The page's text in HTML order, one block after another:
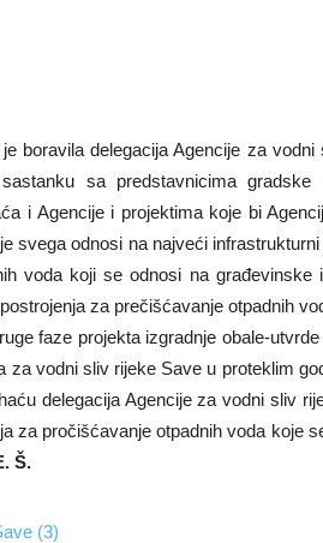
boravila delegacija Agencije za vodni
sa predstavnicima gradske
i Agencije i projektima koje bi
svega odnosi na najveći
voda koji se odnosi na građevinske
za prečišćavanje otpadnih
faze projekta izgradnje obale-
za vodni sliv rijeke Save u proteklim
delegacija Agencije za vodni sliv
za pročišćavanje otpadnih voda koje
Š.